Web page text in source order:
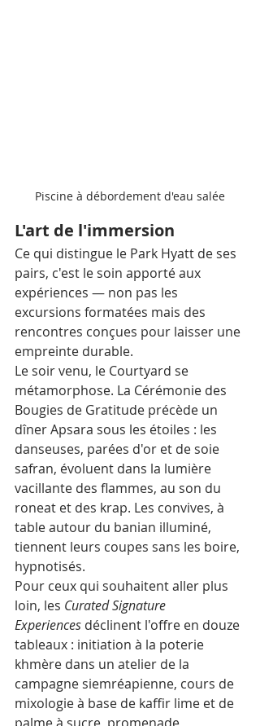
Piscine à débordement d'eau salée
L'art de l'immersion
Ce qui distingue le Park Hyatt de ses
pairs, c'est le soin apporté aux
expériences — non pas les
excursions formatées mais des
rencontres conçues pour laisser une
empreinte durable.
Le soir venu, le Courtyard se
métamorphose. La Cérémonie des
Bougies de Gratitude précède un
dîner Apsara sous les étoiles : les
danseuses, parées d'or et de soie
safran, évoluent dans la lumière
vacillante des flammes, au son du
roneat et des krap. Les convives, à
table autour du banian illuminé,
tiennent leurs coupes sans les boire,
hypnotisés.
Pour ceux qui souhaitent aller plus
loin, les Curated Signature
Experiences déclinent l'offre en douze
tableaux : initiation à la poterie
khmère dans un atelier de la
campagne siemréapienne, cours de
mixologie à base de kaffir lime et de